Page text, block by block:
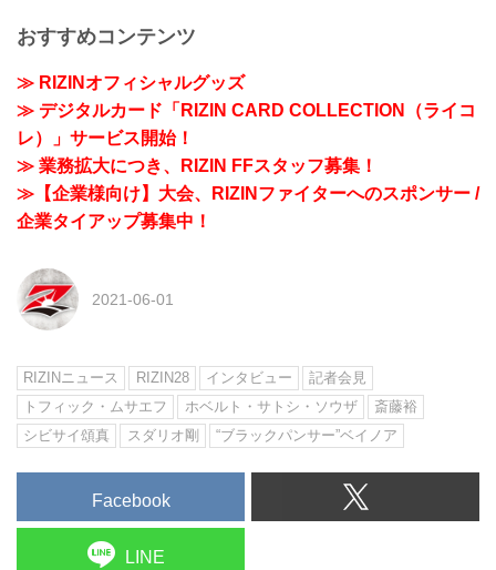
おすすめコンテンツ
≫ RIZINオフィシャルグッズ
≫ デジタルカード「RIZIN CARD COLLECTION（ライコ
レ）」サービス開始！
≫ 業務拡大につき、RIZIN FFスタッフ募集！
≫【企業様向け】大会、RIZINファイターへのスポンサー /
企業タイアップ募集中！
2021-06-01
RIZINニュース RIZIN28 インタビュー
記者会見
トフィック・ムサエフ
ホベルト・サトシ・ソウザ
斎藤裕
シビサイ頌真
スダリオ剛 “ブラックパンサー”ベイノア
Facebook
LINE